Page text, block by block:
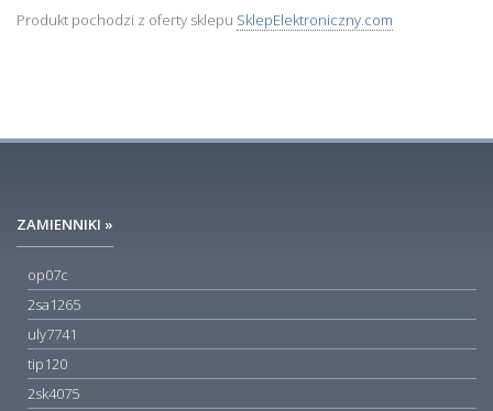
Produkt pochodzi z oferty sklepu SklepElektroniczny.com
ZAMIENNIKI »
op07c
2sa1265
uly7741
tip120
2sk4075